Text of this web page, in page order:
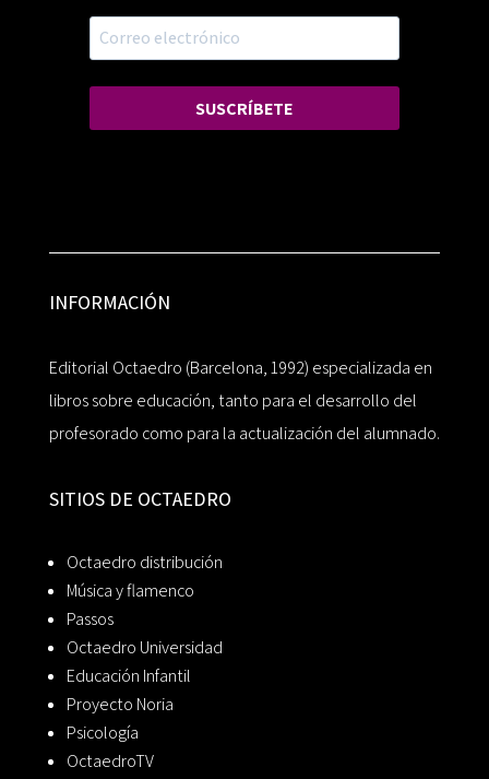
SUSCRÍBETE
INFORMACIÓN
Editorial Octaedro (Barcelona, 1992) especializada en
libros sobre educación, tanto para el desarrollo del
profesorado como para la actualización del alumnado.
SITIOS DE OCTAEDRO
Octaedro distribución
Música y flamenco
Passos
Octaedro Universidad
Educación Infantil
Proyecto Noria
Psicología
OctaedroTV